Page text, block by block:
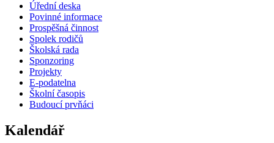
Úřední deska
Povinné informace
Prospěšná činnost
Spolek rodičů
Školská rada
Sponzoring
Projekty
E-podatelna
Školní časopis
Budoucí prvňáci
Kalendář